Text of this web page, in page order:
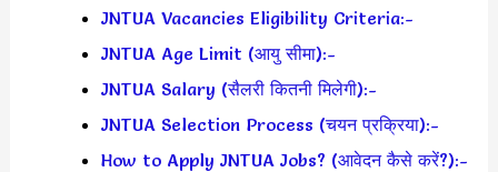
JNTUA Vacancies Eligibility Criteria:-
JNTUA Age Limit (आयु सीमा):-
JNTUA Salary (सैलरी कितनी मिलेगी):-
JNTUA Selection Process (चयन प्रक्रिया):-
How to Apply JNTUA Jobs? (आवेदन कैसे करें?):-